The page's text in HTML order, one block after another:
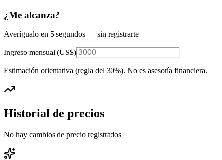
¿Me alcanza?
Averígualo en 5 segundos — sin registrarte
Ingreso mensual (US$)
Estimación orientativa (regla del 30%). No es asesoría financiera.
Historial de precios
No hay cambios de precio registrados